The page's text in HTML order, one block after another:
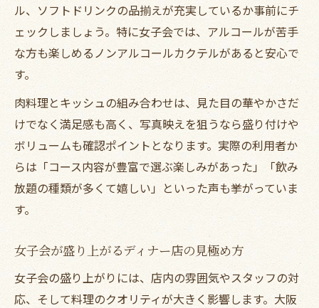
ル、ソフトドリンクの品揃えが充実しているか事前にチ
ェックしましょう。特に女子会では、アルコールが苦手
な方も楽しめるノンアルコールカクテルがあると安心で
す。
肉料理とキッシュの組み合わせは、見た目の華やかさだ
けでなく満足感も高く、写真映えを狙うなら盛り付けや
ボリュームも確認ポイントとなります。実際の利用者か
らは「コース内容が豊富で選ぶ楽しみがあった」「飲み
放題の種類が多くて嬉しい」といった声も挙がっていま
す。
女子会が盛り上がるディナー店の見極め方
女子会の盛り上がりには、店内の雰囲気やスタッフの対
応、そして料理のクオリティが大きく影響します。大阪